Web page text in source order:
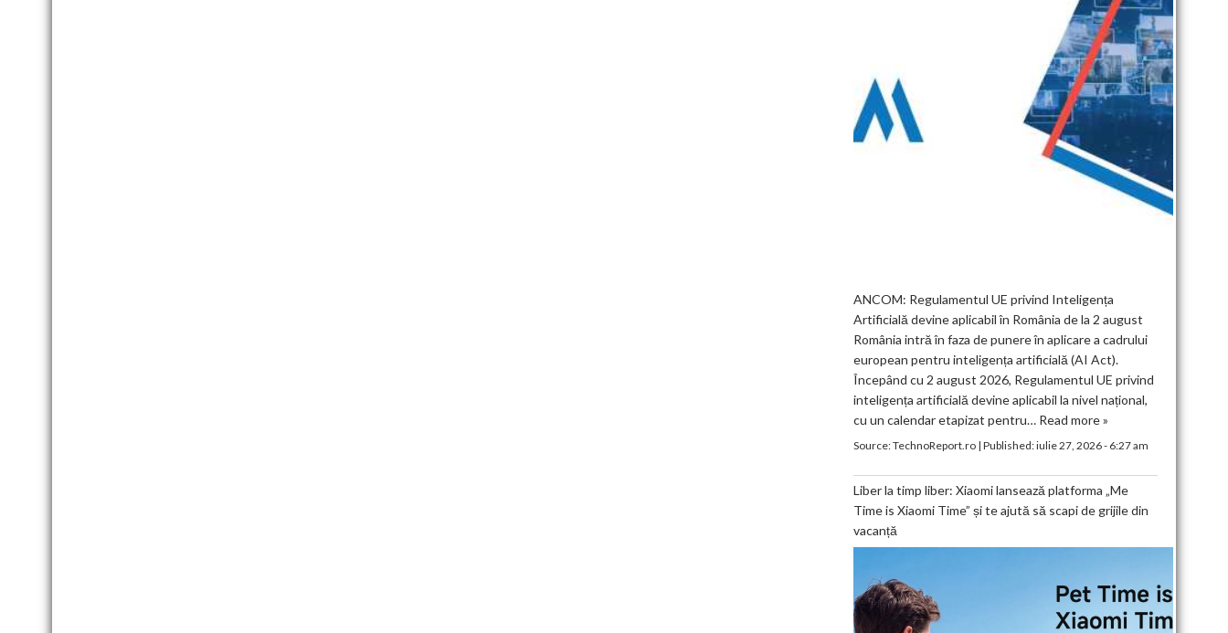
ANCOM: Regulamentul UE privind Inteligența
Artificială devine aplicabil în România de la 2 august
România intră în faza de punere în aplicare a cadrului
european pentru inteligența artificială (AI Act).
Începând cu 2 august 2026, Regulamentul UE privind
inteligența artificială devine aplicabil la nivel național,
cu un calendar etapizat pentru… Read more »
Source:TechnoReport.ro| Published:iulie 27, 2026 - 6:27 am
Liber la timp liber: Xiaomi lansează platforma „Me
Time is Xiaomi Time” și te ajută să scapi de grijile din
vacanță